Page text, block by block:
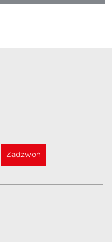
Zadzwoń